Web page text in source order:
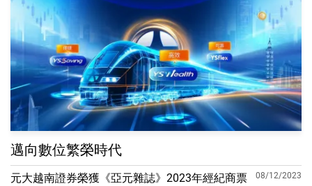
邁向數位繁榮時代
元大越南證券榮獲《亞元雜誌》2023年經紀商票
08/12/2023